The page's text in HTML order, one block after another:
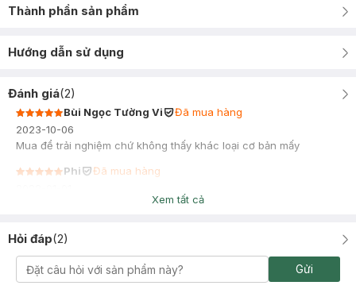
Thành phần sản phẩm
Hướng dẫn sử dụng
Đánh giá(2)
Bùi Ngọc Tường Vi
Đã mua hàng
2023-10-06
Mua để trải nghiệm chứ không thấy khác loại cơ bản mấy
Phi
Đã mua hàng
Xem tất cả
Hỏi đáp(2)
Gửi